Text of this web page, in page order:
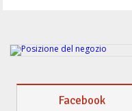
Facebook